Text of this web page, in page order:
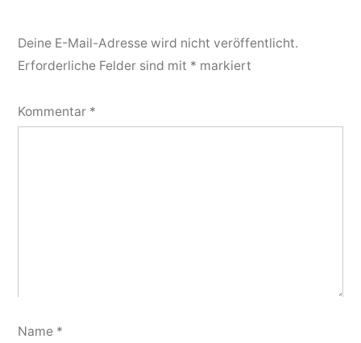
Deine E-Mail-Adresse wird nicht veröffentlicht.
Erforderliche Felder sind mit * markiert
Kommentar *
Name *